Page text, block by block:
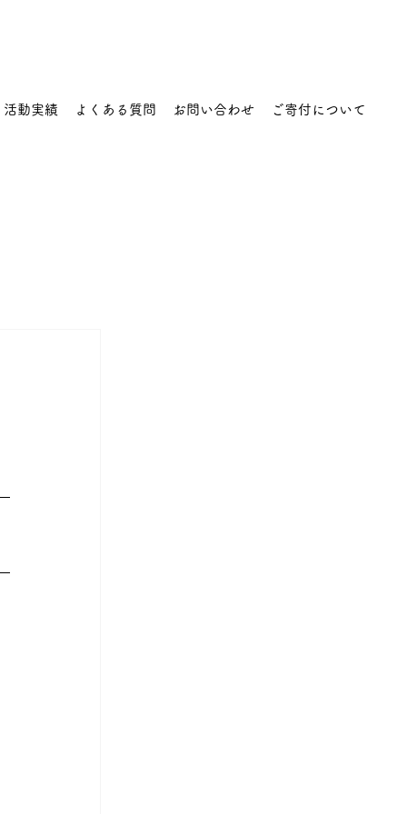
活動実績 よくある質問 お問い合わせ ご寄付について